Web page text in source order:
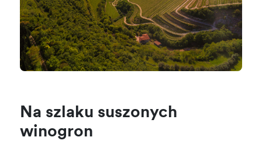
Na szlaku suszonych
winogron